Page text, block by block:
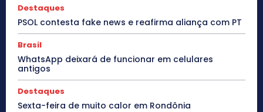
Destaques
PSOL contesta fake news e reafirma aliança com PT
Brasil
WhatsApp deixará de funcionar em celulares
antigos
Destaques
Sexta-feira de muito calor em Rondônia